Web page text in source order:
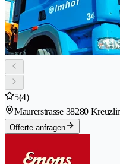
5(4)
Maurerstrasse 38280
Offerte anfragen